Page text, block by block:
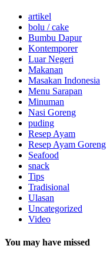
artikel
bolu / cake
Bumbu Dapur
Kontemporer
Luar Negeri
Makanan
Masakan Indonesia
Menu Sarapan
Minuman
Nasi Goreng
puding
Resep Ayam
Resep Ayam Goreng
Seafood
snack
Tips
Tradisional
Ulasan
Uncategorized
Video
You may have missed